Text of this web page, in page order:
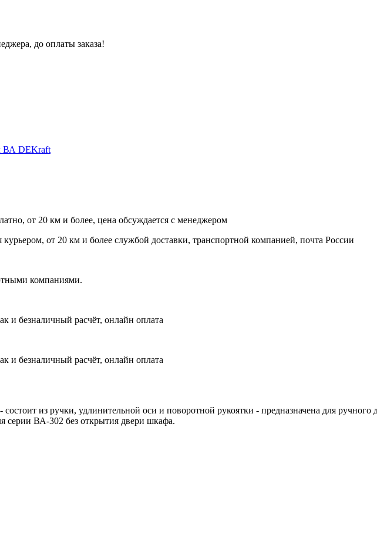
до оплаты заказа!
ВА DEKraft
от 20 км и более, цена обсуждается с менеджером
курьером, от 20 км и более службой доставки, транспортной компанией, почта России
компаниями.
и безналичный расчёт, онлайн оплата
и безналичный расчёт, онлайн оплата
из ручки, удлинительной оси и поворотной рукоятки - предназначена для
серии ВА-302 без открытия двери шкафа.